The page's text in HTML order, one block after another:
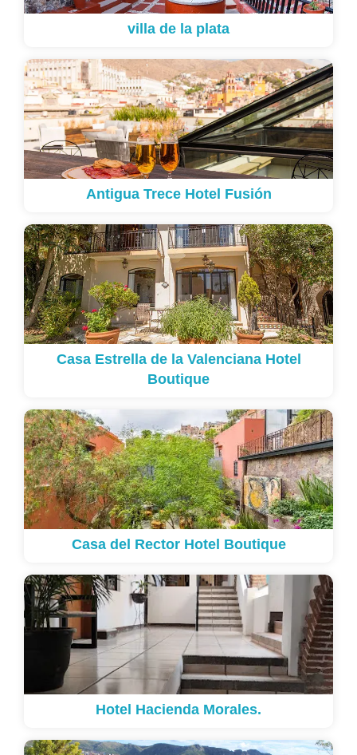
villa de la plata
Antigua Trece Hotel Fusión
Casa Estrella de la Valenciana Hotel
Boutique
Casa del Rector Hotel Boutique
Hotel Hacienda Morales.